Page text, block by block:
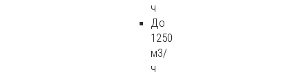
ч
До
1250
м3/
ч